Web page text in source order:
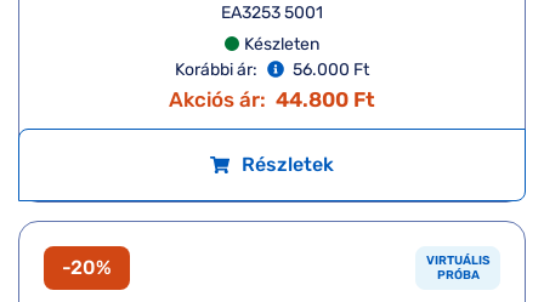
EA3253 5001
Készleten
Korábbi ár:
56.000 Ft
Akciós ár: 44.800 Ft
Részletek
-20%
VIRTUÁLIS
PRÓBA